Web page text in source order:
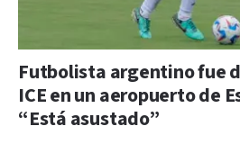
Futbolista argentino fue
ICE en un aeropuerto de
“Está asustado”